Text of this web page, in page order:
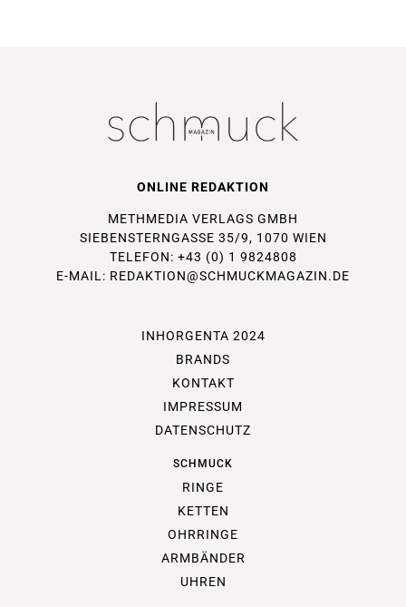
ONLINE REDAKTION
METHMEDIA VERLAGS GMBH
SIEBENSTERNGASSE 35/9, 1070 WIEN
TELEFON: +43 (0) 1 9824808
E-MAIL: REDAKTION@SCHMUCKMAGAZIN.DE
INHORGENTA 2024
BRANDS
KONTAKT
IMPRESSUM
DATENSCHUTZ
SCHMUCK
RINGE
KETTEN
OHRRINGE
ARMBÄNDER
UHREN